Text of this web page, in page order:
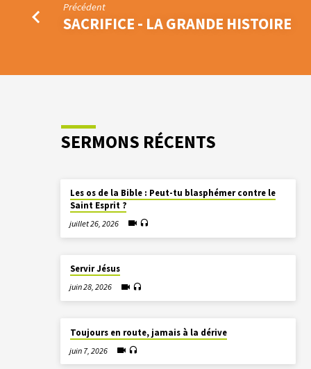
Précédent
SACRIFICE - LA GRANDE HISTOIRE
SERMONS RÉCENTS
Les os de la Bible : Peut-tu blasphémer contre le
Saint Esprit ?
juillet 26, 2026
Servir Jésus
juin 28, 2026
Toujours en route, jamais à la dérive
juin 7, 2026